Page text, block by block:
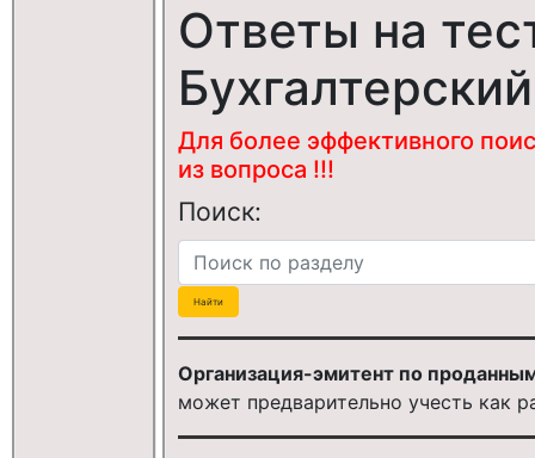
Ответы на
Для более эффективного
из вопроса !!!
Поиск:
Организация-эмитент по
может предварительно учесть как